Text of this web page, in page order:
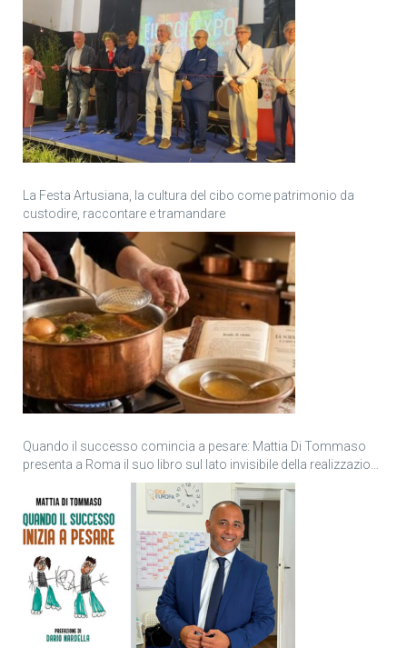
La Festa Artusiana, la cultura del cibo come patrimonio da
custodire, raccontare e tramandare
Quando il successo comincia a pesare: Mattia Di Tommaso
presenta a Roma il suo libro sul lato invisibile della realizzazione